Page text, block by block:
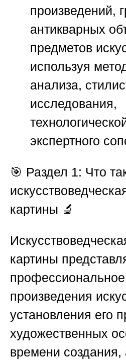
произведений,
антикварных
предметов
используя
анализа,
исследования,
экспертного
🎯 Раздел 1: Что
картины 🔬
картины
произведения
установления его
художественных
времени создания,